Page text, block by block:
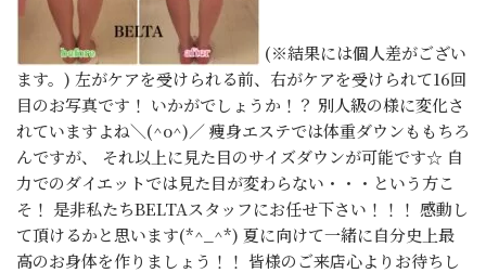
(※結果には個人差がござい
ます。) 左がケアを受けられる前、右がケアを受けられて16回
目のお写真です！ いかがでしょうか！？ 別人級の様に変化さ
れていますよね＼(^o^)／ 痩身エステでは体重ダウンももちろ
んですが、 それ以上に見た目のサイズダウンが可能です☆ 自
力でのダイエットでは見た目が変わらない・・・という方こ
そ！ 是非私たちBELTAスタッフにお任せ下さい！！！ 感動し
て頂けるかと思います(*^_^*) 夏に向けて一緒に自分史上最
高のお身体を作りましょう！！ 皆様のご来店心よりお待ちし